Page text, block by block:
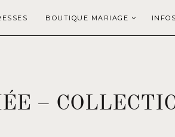
BOUTIQUE MARIAGE INFOS
–